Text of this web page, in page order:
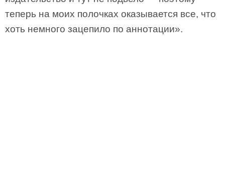
теперь на моих полочках оказывается все, что
хоть немного зацепило по аннотации».